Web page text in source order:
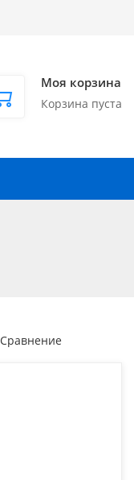
Моя корзина
Корзина пуста
Сравнение